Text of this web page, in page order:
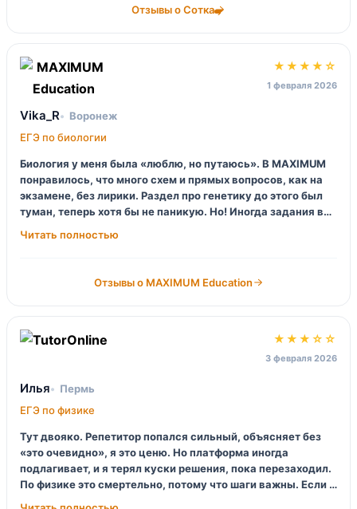
Отзывы о Сотка
★★★★☆
1 февраля 2026
Vika_R
Воронеж
ЕГЭ по биологии
Биология у меня была «люблю, но путаюсь». В MAXIMUM
понравилось, что много схем и прямых вопросов, как на
экзамене, без лирики. Раздел про генетику до этого был
туман, теперь хотя бы не паникую. Но! Иногда задания в
домашке сложнее, чем на уроке, и я такая: алло, мы это
проходили? Потом объяснили на разборе, ок, но осадок
Отзывы о MAXIMUM Education
★★★☆☆
3 февраля 2026
Илья
Пермь
ЕГЭ по физике
Тут двояко. Репетитор попался сильный, объясняет без
«это очевидно», я это ценю. Но платформа иногда
подлагивает, и я терял куски решения, пока перезаходил.
По физике это смертельно, потому что шаги важны. Если у
вас норм интернет и вы готовы писать вопросы в чат —